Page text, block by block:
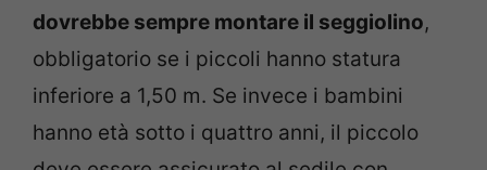
dovrebbe sempre montare il seggiolino,
obbligatorio se i piccoli hanno statura
inferiore a 1,50 m. Se invece i bambini
hanno età sotto i quattro anni, il piccolo